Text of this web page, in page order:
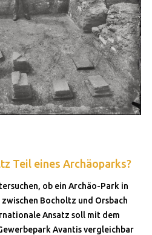
Teil eines Archäoparks?
ob ein Archäo-Park in
Bocholtz und Orsbach
Ansatz soll mit dem
Avantis vergleichbar